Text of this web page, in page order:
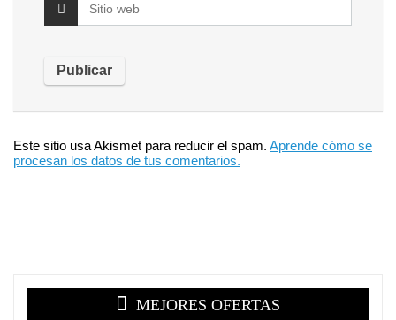
Este sitio usa Akismet para reducir el spam. Aprende cómo se
procesan los datos de tus comentarios.
MEJORES OFERTAS